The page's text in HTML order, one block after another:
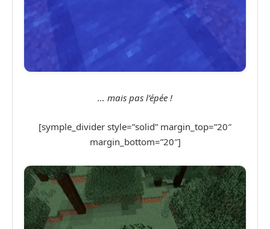
… mais pas l’épée !
[symple_divider style=”solid” margin_top=”20″
margin_bottom=”20″]